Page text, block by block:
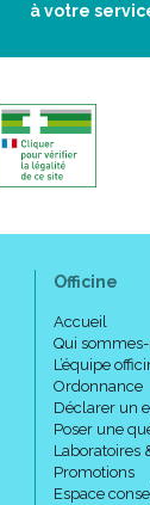
à votre
Officine
Accueil
Qui
L’équipe
Ordonnance
Déclarer un
Poser une
Laboratoires
Promotions
Espace